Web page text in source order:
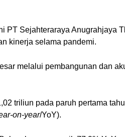
PT Sejahteraraya Anugrahjaya
kinerja selama pandemi.
melalui pembangunan dan
triliun pada paruh pertama
on-year/YoY).